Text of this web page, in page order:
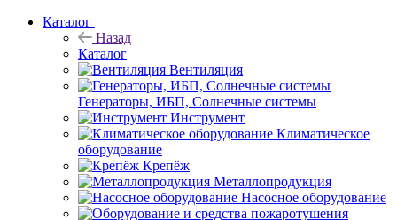
Каталог
Назад
Каталог
Вентиляция
Генераторы, ИБП, Солнечные системы
Инструмент
Климатическое
оборудование
Крепёж
Металлопродукция
Насосное оборудование